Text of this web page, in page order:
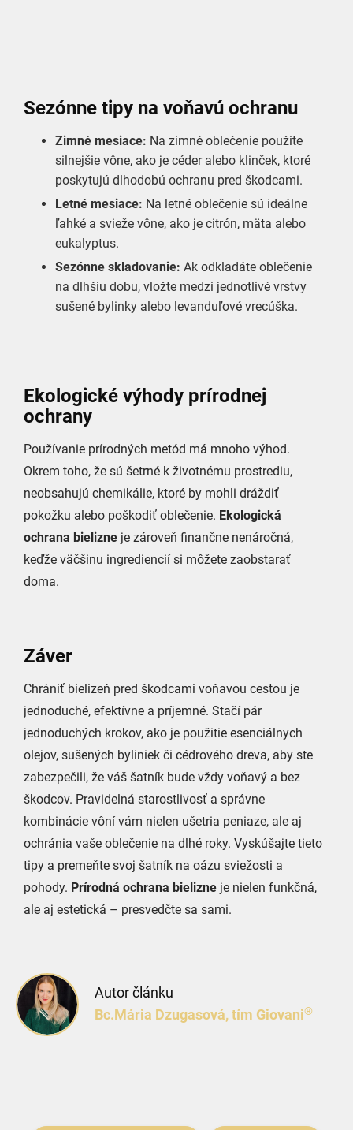
Sezónne tipy na voňavú ochranu
Zimné mesiace: Na zimné oblečenie použite
silnejšie vône, ako je céder alebo klinček, ktoré
poskytujú dlhodobú ochranu pred škodcami.
Letné mesiace: Na letné oblečenie sú ideálne
ľahké a svieže vône, ako je citrón, mäta alebo
eukalyptus.
Sezónne skladovanie: Ak odkladáte oblečenie
na dlhšiu dobu, vložte medzi jednotlivé vrstvy
sušené bylinky alebo levanduľové vrecúška.
Ekologické výhody prírodnej
ochrany
Používanie prírodných metód má mnoho výhod.
Okrem toho, že sú šetrné k životnému prostrediu,
neobsahujú chemikálie, ktoré by mohli dráždiť
pokožku alebo poškodiť oblečenie. Ekologická
ochrana bielizne je zároveň finančne nenáročná,
keďže väčšinu ingrediencií si môžete zaobstarať
doma.
Záver
Chrániť bielizeň pred škodcami voňavou cestou je
jednoduché, efektívne a príjemné. Stačí pár
jednoduchých krokov, ako je použitie esenciálnych
olejov, sušených byliniek či cédrového dreva, aby ste
zabezpečili, že váš šatník bude vždy voňavý a bez
škodcov. Pravidelná starostlivosť a správne
kombinácie vôní vám nielen ušetria peniaze, ale aj
ochránia vaše oblečenie na dlhé roky. Vyskúšajte tieto
tipy a premeňte svoj šatník na oázu sviežosti a
pohody. Prírodná ochrana bielizne je nielen funkčná,
ale aj estetická – presvedčte sa sami.
Autor článku
Bc.Mária Dzugasová, tím Giovani®